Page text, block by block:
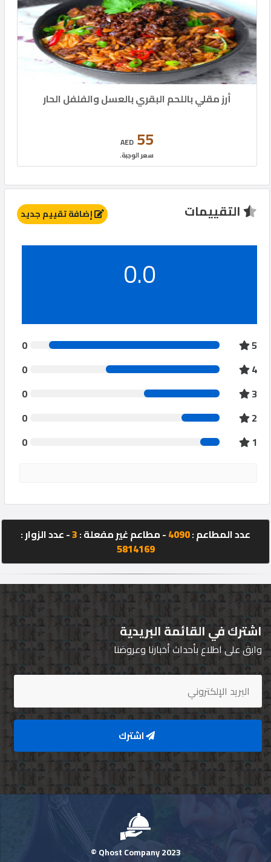
أرز مقلي باللحم البقري بالعسل والفلفل الحار
55
AED
سعر الوجبة.
التقييمات إضافة تقييم جديد
0.0
5
0
4
0
3
0
2
0
1
0
عدد المطاعم :4090- مطاعم غير مفعلة :3- عدد الزوار :
5814169
اشترك في القائمة البريدية
وابق على اطلاع بأحداث أخبارنا وعروضنا
اشترك
Qhost Company 2023 ©